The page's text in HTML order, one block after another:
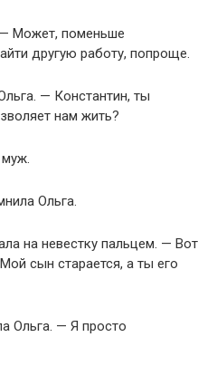
Может, поменьше
другую работу, попроще.
— Константин, ты
нам жить?
Ольга.
на невестку пальцем. — Вот
сын старается, а ты его
Ольга. — Я просто